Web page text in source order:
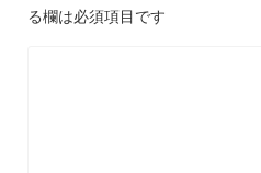
る欄は必須項目です